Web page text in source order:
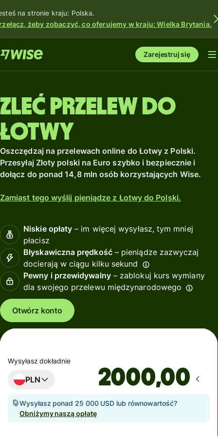
na stronie kraju: Polska.
żeby zobaczyć, co oferujemy w kraju: Wielka Brytania.
Zarejestruj się
Zleć przelew do
Łotwy
Oszczędzaj na przelewach online do Łotwy z Polski.
Przesyłaj Złoty polski na Euro szybko i bezpiecznie i
dołącz do ponad 14,8 mln osób korzystających Wise.
Zamiast tego wyślij pieniądze z Łotwy do Polski.
Niskie opłaty – im więcej wysyłasz, tym mniej
płacisz
Błyskawiczna prędkość– pieniądze zazwyczaj
docierają w ciągu kilku sekund
Pewny i przewidywalny– zablokuj kurs wymiany
dla swojego przelewu międzynarodowego
Otwórz konto
Wysyłasz dokładnie
PLN ,00
Wysyłasz ponad 25 000 USD lub równowartość?
Obniżymy naszą opłatę